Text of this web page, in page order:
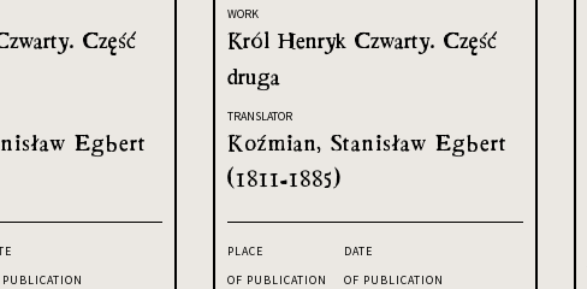
Część
Egbert
PUBLICATION
WORK
Król Henryk Czwarty. Część
druga
TRANSLATOR
Koźmian, Stanisław Egbert
(1811-1885)
PLACE
OF PUBLICATION
DATE
OF PUBLICATION